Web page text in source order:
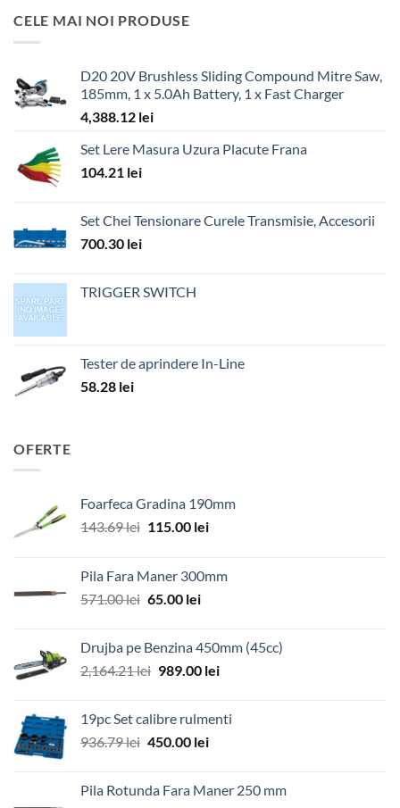
CELE MAI NOI PRODUSE
D20 20V Brushless Sliding Compound Mitre Saw,
185mm, 1 x 5.0Ah Battery, 1 x Fast Charger
4,388.12 lei
Set Lere Masura Uzura Placute Frana
104.21 lei
Set Chei Tensionare Curele Transmisie, Accesorii
700.30 lei
TRIGGER SWITCH
Tester de aprindere In-Line
58.28 lei
OFERTE
Foarfeca Gradina 190mm
143.69lei Prețul
fost:
143.69 lei.
115.00 leiPrețul
115.00 lei.
Pila Fara Maner 300mm
571.00lei Prețul
fost:
571.00 lei.
65.00 leiPrețul
65.00 lei.
Drujba pe Benzina 450mm (45cc)
2,164.21lei Prețul
fost:
2,164.21 lei.
989.00 leiPrețul
989.00 lei.
19pc Set calibre rulmenti
936.79lei Prețul
fost:
450.00 leiPrețul
450.00 lei.
Pila Rotunda Fara Maner 250 mm